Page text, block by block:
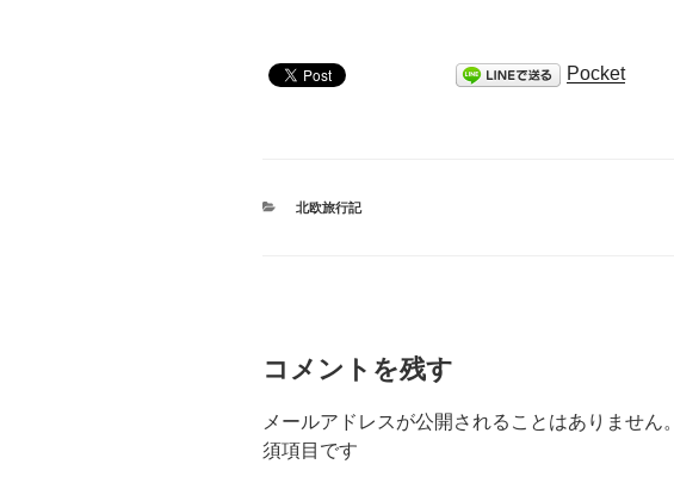
Pocket
カ
北欧旅行記
コメントを残す
メールアドレスが公開されることはありません。
須項目です